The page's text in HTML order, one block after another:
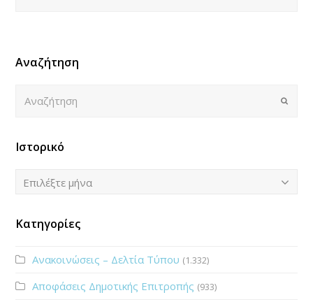
Αναζήτηση
Submit
Ιστορικό
Ιστορικό
Επιλέξτε μήνα
Κατηγορίες
Ανακοινώσεις – Δελτία Τύπου (1.332)
Αποφάσεις Δημοτικής Επιτροπής (933)